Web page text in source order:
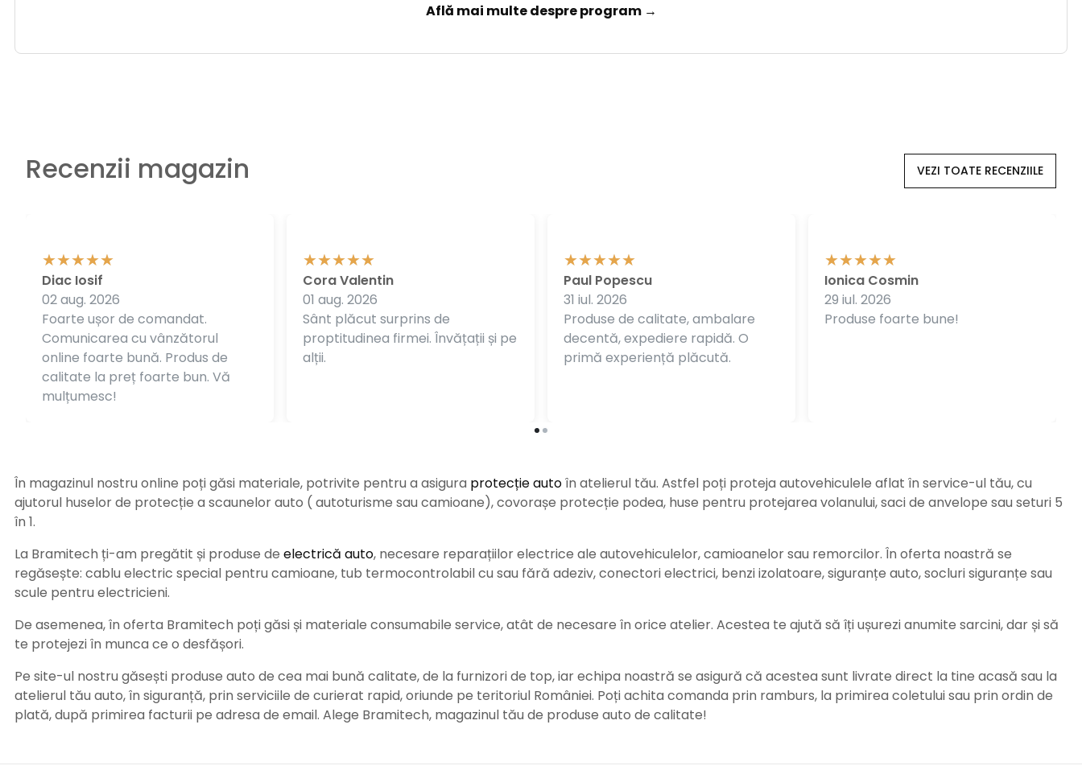
Află mai multe despre program →
Recenzii magazin VEZI TOATE RECENZIILE
Foarte ușor de comandat.
Comunicarea cu vânzătorul
online foarte bună. Produs de
calitate la preț foarte bun. Vă
mulțumesc!
Diac Iosif
02 aug. 2026
Sânt plăcut surprins de
proptitudinea firmei. Învățații și pe
alții.
Cora Valentin
01 aug. 2026
Produse de calitate, ambalare
decentă, expediere rapidă. O
primă experiență plăcută.
Paul Popescu
31 iul. 2026
Produse foarte bune!
Ionica Cosmin
29 iul. 2026
În magazinul nostru online poți găsi materiale, potrivite pentru a asigura protecție autoîn atelierul tău. Astfel poți proteja autovehiculele aflat în service-ul tău, cu
ajutorul huselor de protecție a scaunelor auto ( autoturisme sau camioane), covorașe protecție podea, huse pentru protejarea volanului, saci de anvelope sau seturi 5
în 1.
La Bramitech ți-am pregătit și produse de electrică auto, necesare reparațiilor electrice ale autovehiculelor, camioanelor sau remorcilor. În oferta noastră se
regăsește: cablu electric special pentru camioane, tub termocontrolabil cu sau fără adeziv, conectori electrici, benzi izolatoare, siguranțe auto, socluri siguranțe sau
scule pentru electricieni.
De asemenea, în oferta Bramitech poți găsi și materiale consumabile service, atât de necesare în orice atelier. Acestea te ajută să îți ușurezi anumite sarcini, dar și să
te protejezi în munca ce o desfășori.
Pe site-ul nostru găsești produse auto de cea mai bună calitate, de la furnizori de top, iar echipa noastră se asigură că acestea sunt livrate direct la tine acasă sau la
atelierul tău auto, în siguranță, prin serviciile de curierat rapid, oriunde pe teritoriul României. Poți achita comanda prin ramburs, la primirea coletului sau prin ordin de
plată, după primirea facturii pe adresa de email. Alege Bramitech, magazinul tău de produse auto de calitate!